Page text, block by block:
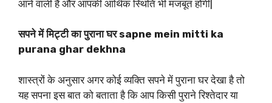
आने वाली है और आपकी आर्थिक स्थिति भी मजबूत होगी|
सपने में मिट्टी का पुराना घर sapne mein mitti ka
purana ghar dekhna
शास्त्रों के अनुसार अगर कोई व्यक्ति सपने में पुराना घर देखा है तो
यह सपना इस बात को बताता है कि आप किसी पुराने रिश्तेदार या